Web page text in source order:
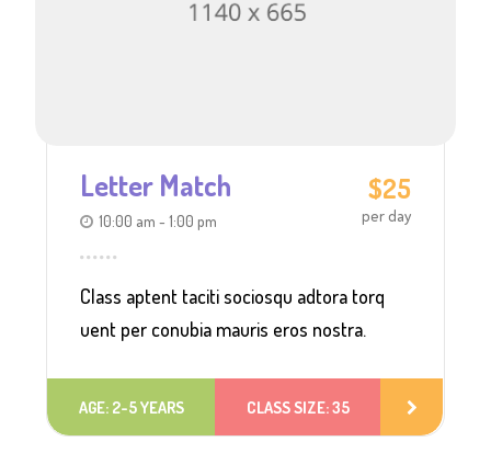
$25
per day
Letter Match
10:00 am - 1:00 pm
Class aptent taciti sociosqu adtora torq
uent per conubia mauris eros nostra.
AGE: 2-5 YEARS CLASS SIZE: 35